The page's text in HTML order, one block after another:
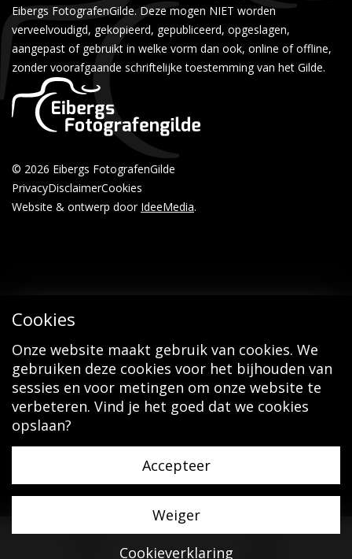
Eibergs FotografenGilde. Deze mogen NIET worden
verveelvoudigd, gekopieerd, gepubliceerd, opgeslagen,
aangepast of gebruikt in welke vorm dan ook, online of offline,
zonder voorafgaande schriftelijke toestemming van het Gilde.
© 2026 Eibergs FotografenGilde
PrivacyDisclaimerCookies
Website & ontwerp door IdeeMedia.
Cookies
Onze website maakt gebruik van cookies. We
gebruiken deze cookies voor het bijhouden van
sessies en voor metingen om onze website te
verbeteren. Vind je het goed dat we cookies
opslaan?
Accepteer
Weiger
Cookieverklaring